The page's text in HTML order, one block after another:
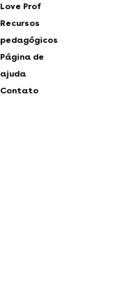
Love Prof
Recursos
pedagógicos
Página de
ajuda
Contato